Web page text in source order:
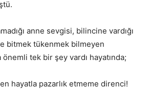
anne sevgisi, bilincine vardığı
ve bitmek tükenmek bilmeyen
önemli tek bir şey vardı hayatında;
hayatla pazarlık etmeme direnci!